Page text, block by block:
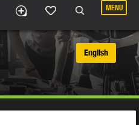
MENU
English